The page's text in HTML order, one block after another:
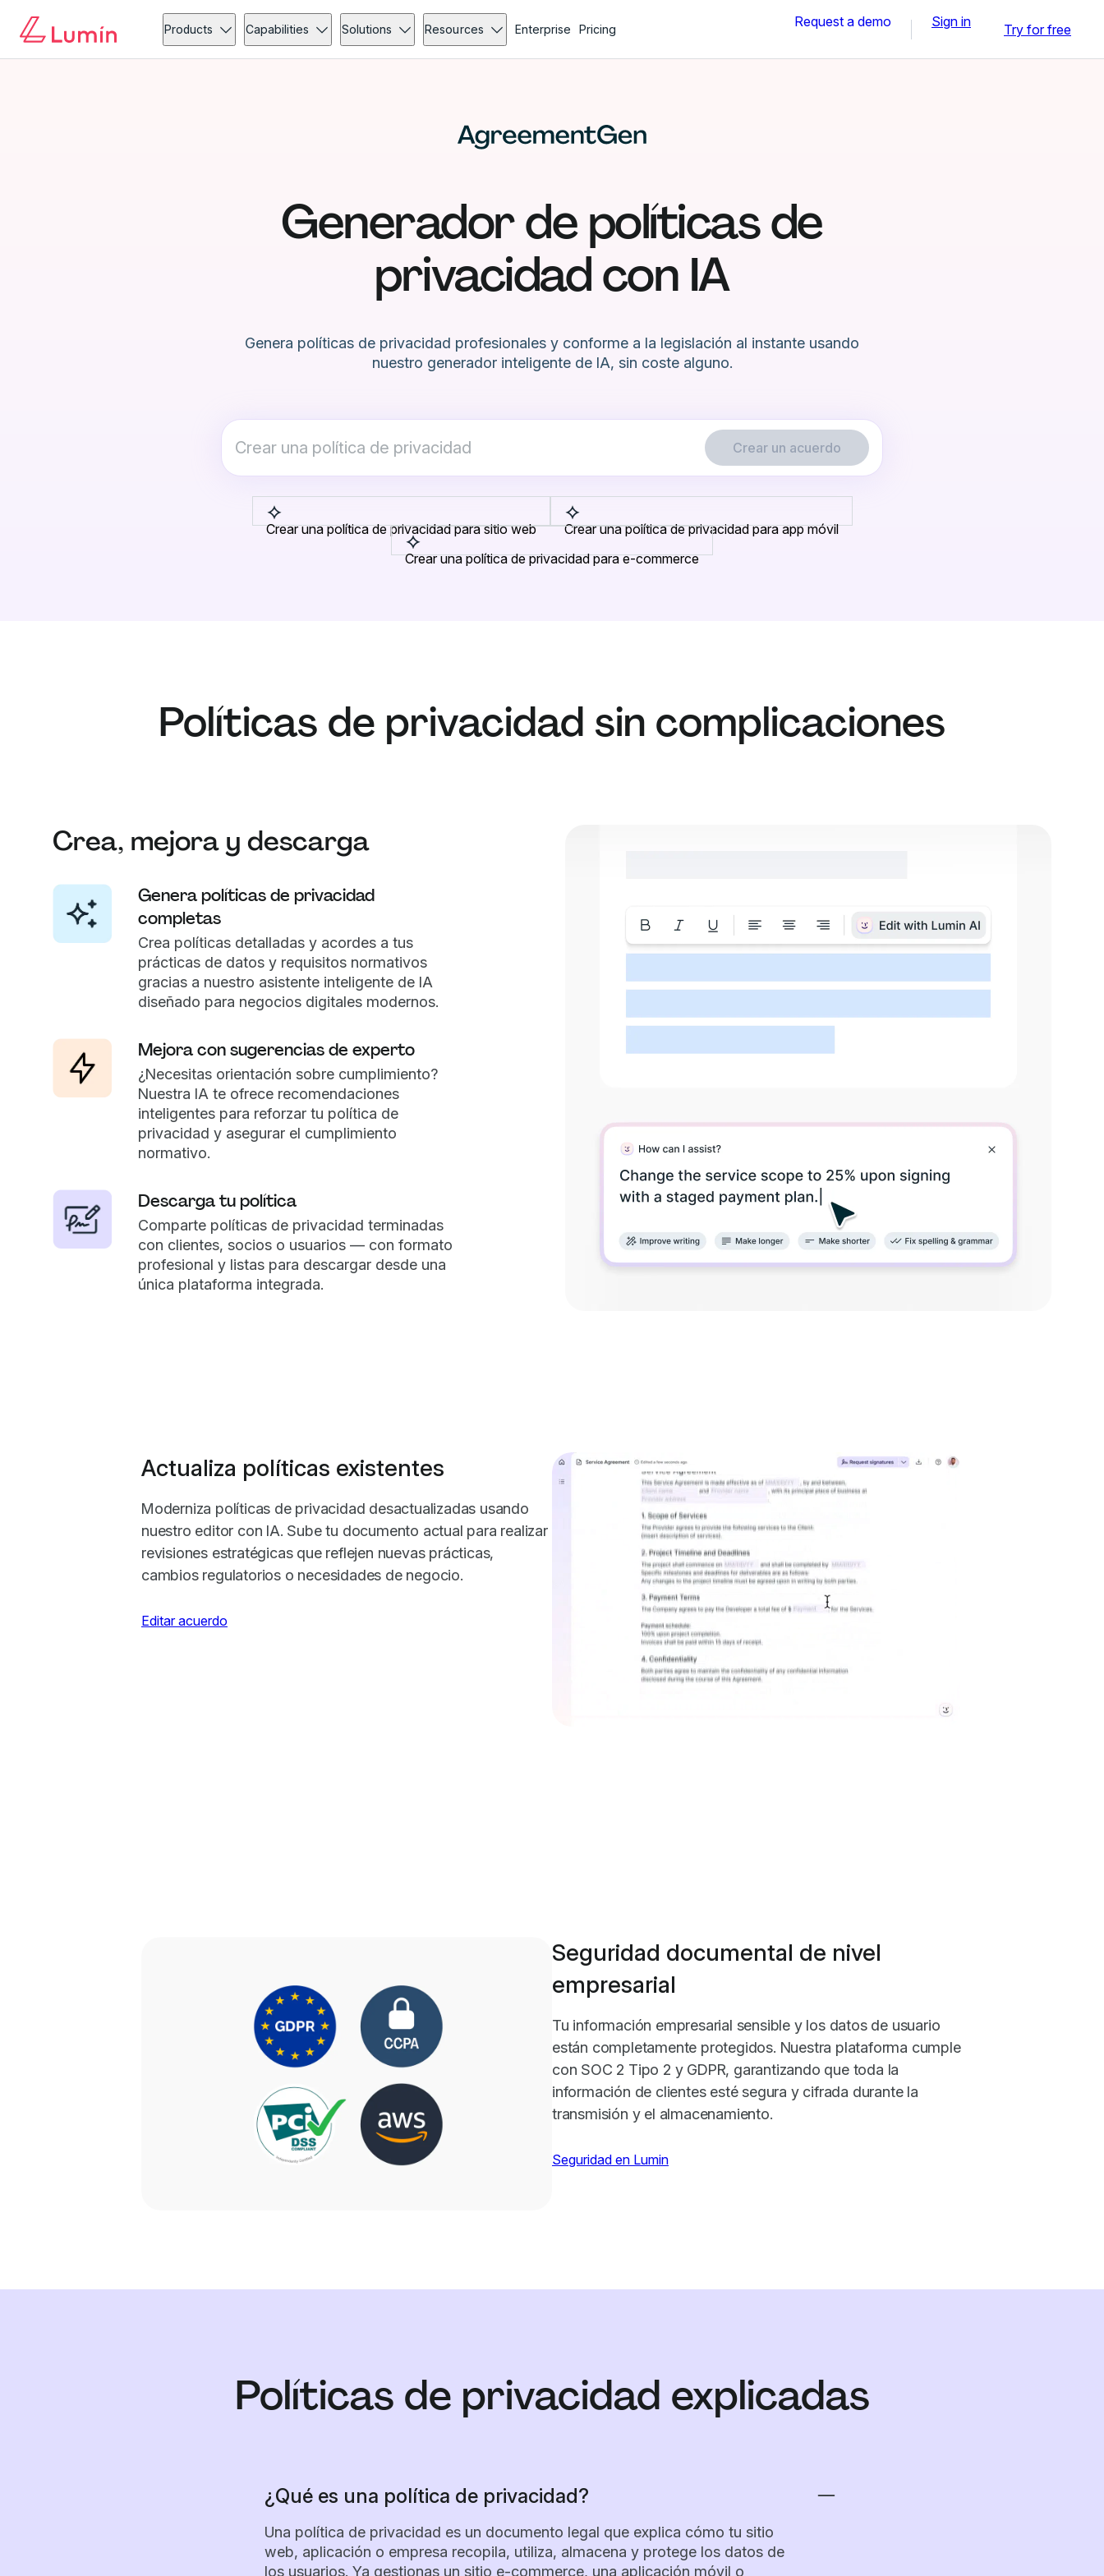
Products Capabilities Solutions Resources Enterprise Pricing Request a demo Sign in Try for free
Generador de políticas de
privacidad con IA
Genera políticas de privacidad profesionales y conforme a la legislación al instante usando
nuestro generador inteligente de IA, sin coste alguno.
Crear un acuerdo
Crear una política de privacidad para sitio web
Crear una política de privacidad para app móvil
Crear una política de privacidad para e-commerce
Políticas de privacidad sin complicaciones
Crea, mejora y descarga
Genera políticas de privacidad
completas
Crea políticas detalladas y acordes a tus
prácticas de datos y requisitos normativos
gracias a nuestro asistente inteligente de IA
diseñado para negocios digitales modernos.
Mejora con sugerencias de experto
¿Necesitas orientación sobre cumplimiento?
Nuestra IA te ofrece recomendaciones
inteligentes para reforzar tu política de
privacidad y asegurar el cumplimiento
normativo.
Descarga tu política
Comparte políticas de privacidad terminadas
con clientes, socios o usuarios — con formato
profesional y listas para descargar desde una
única plataforma integrada.
Actualiza políticas existentes
Moderniza políticas de privacidad desactualizadas usando
nuestro editor con IA. Sube tu documento actual para realizar
revisiones estratégicas que reflejen nuevas prácticas,
cambios regulatorios o necesidades de negocio.
Editar acuerdo
Seguridad documental de nivel
empresarial
Tu información empresarial sensible y los datos de usuario
están completamente protegidos. Nuestra plataforma cumple
con SOC 2 Tipo 2 y GDPR, garantizando que toda la
información de clientes esté segura y cifrada durante la
transmisión y el almacenamiento.
Seguridad en Lumin
Políticas de privacidad explicadas
¿Qué es una política de privacidad?
Una política de privacidad es un documento legal que explica cómo tu sitio
web, aplicación o empresa recopila, utiliza, almacena y protege los datos de
los usuarios. Ya gestionas un sitio e-commerce, una aplicación móvil o